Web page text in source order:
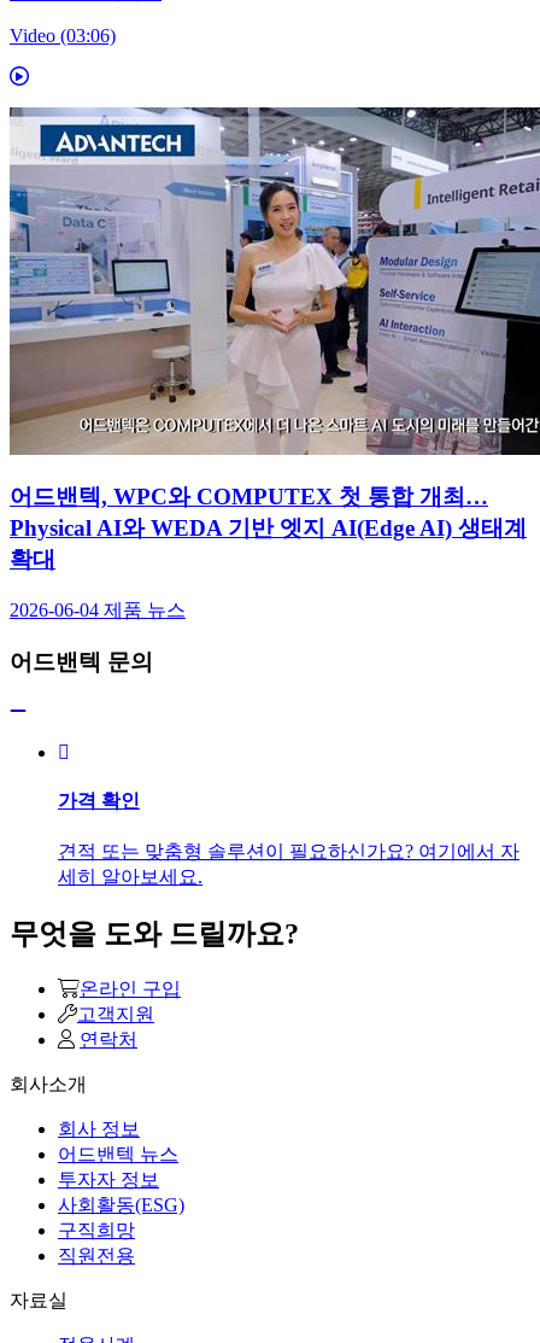
Video (03:06)
어드밴텍, WPC와 COMPUTEX 첫 통합 개최…
Physical AI와 WEDA 기반 엣지 AI(Edge AI) 생태계
확대
2026-06-04 제품 뉴스
어드밴텍 문의
가격 확인
견적 또는 맞춤형 솔루션이 필요하신가요? 여기에서 자
세히 알아보세요.
무엇을 도와 드릴까요?
온라인 구입
고객지원
연락처
회사소개
회사 정보
어드밴텍 뉴스
투자자 정보
사회활동(ESG)
구직희망
직원전용
자료실